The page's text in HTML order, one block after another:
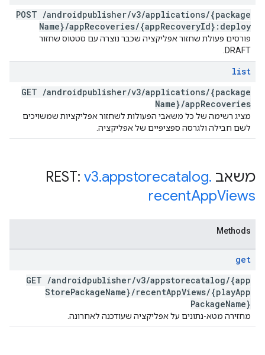
POST /androidpublisher/v3/applications/{package
Name}/appRecoveries/{appRecoveryId}:deploy
פורסים פעולת שחזור אפליקציה שכבר נוצרה עם סטטוס שחזור
DRAFT.
list
GET /androidpublisher/v3/applications/{package
Name}/appRecoveries
מציג רשימה של כל משאבי הפעולות לשחזור אפליקציות שמשויכים
לשם חבילה ולגרסה ספציפיים של אפליקציה.
משאב REST: v3.appstorecatalog.
recentAppViews
Methods
get
GET /androidpublisher/v3/appstorecatalog/{app
StorePackageName}/recentAppViews/{playApp
PackageName}
מחזירה מטא-נתונים על אפליקציה שעודכנה לאחרונה.